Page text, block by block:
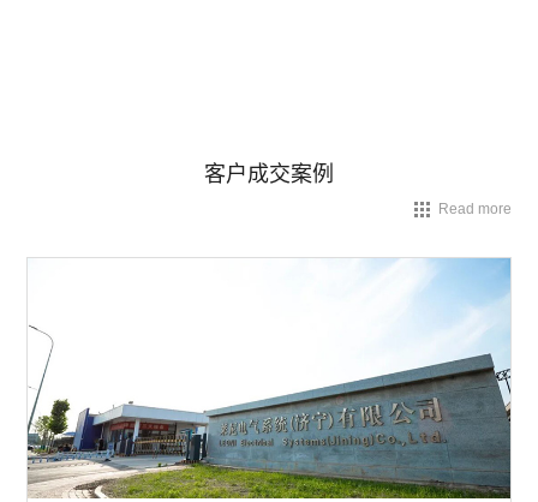
客户成交案例
Read more